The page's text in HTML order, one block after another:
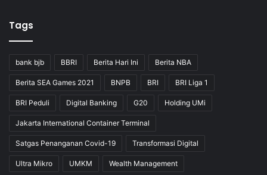
Tags
bank bjb BBRI Berita Hari Ini Berita NBA
Berita SEA Games 2021 BNPB BRI BRI Liga 1
BRI Peduli Digital Banking G20 Holding UMi
Jakarta International Container Terminal
Satgas Penanganan Covid-19 Transformasi Digital
Ultra Mikro UMKM Wealth Management